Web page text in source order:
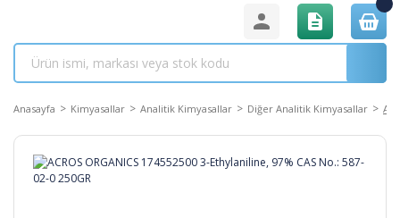
Anasayfa Kimyasallar Analitik Kimyasallar Diğer Analitik Kimyasallar